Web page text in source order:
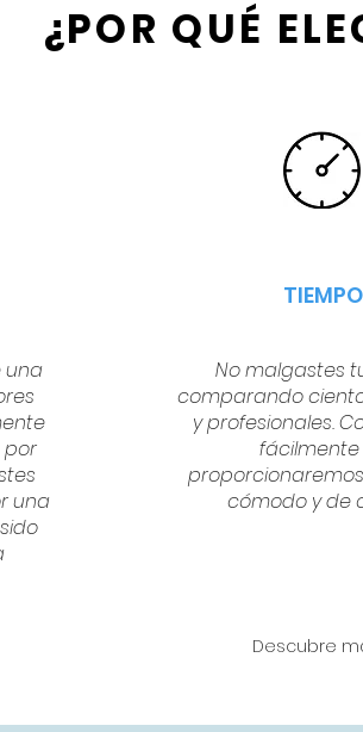
una
por
una
TIEMPO
No malgastes
comparando
y profesionales.
fácilmente
cómodo y de
Descubre
¿POR QUÉ